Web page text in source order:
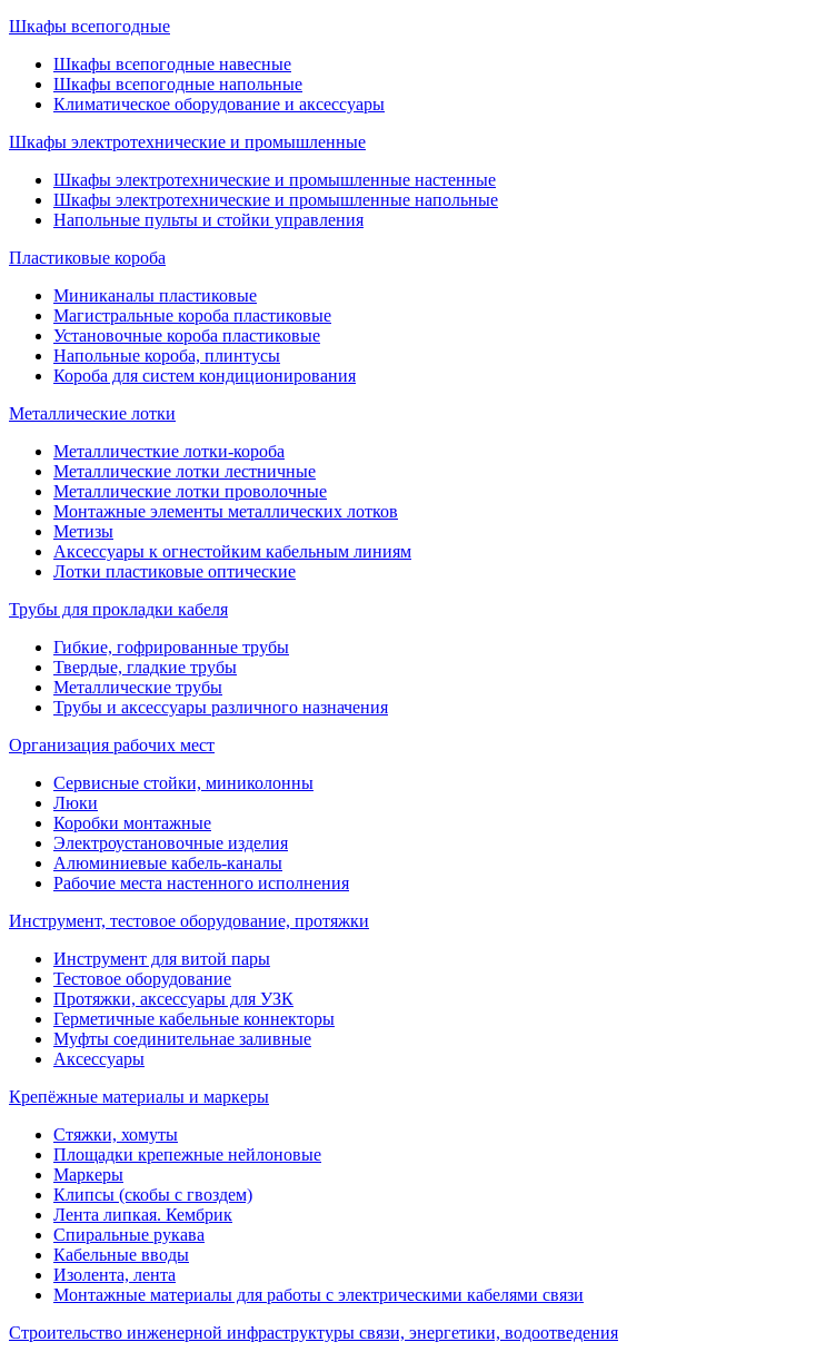
Шкафы всепогодные
Шкафы всепогодные навесные
Шкафы всепогодные напольные
Климатическое оборудование и аксессуары
Шкафы электротехнические и промышленные
Шкафы электротехнические и промышленные настенные
Шкафы электротехнические и промышленные напольные
Напольные пульты и стойки управления
Пластиковые короба
Миниканалы пластиковые
Магистральные короба пластиковые
Установочные короба пластиковые
Напольные короба, плинтусы
Короба для систем кондиционирования
Металлические лотки
Металличесткие лотки-короба
Металлические лотки лестничные
Металлические лотки проволочные
Монтажные элементы металлических лотков
Метизы
Аксессуары к огнестойким кабельным линиям
Лотки пластиковые оптические
Трубы для прокладки кабеля
Гибкие, гофрированные трубы
Твердые, гладкие трубы
Металлические трубы
Трубы и аксессуары различного назначения
Организация рабочих мест
Сервисные стойки, миниколонны
Люки
Коробки монтажные
Электроустановочные изделия
Алюминиевые кабель-каналы
Рабочие места настенного исполнения
Инструмент, тестовое оборудование, протяжки
Инструмент для витой пары
Тестовое оборудование
Протяжки, аксессуары для УЗК
Герметичные кабельные коннекторы
Муфты соединительнае заливные
Аксессуары
Крепёжные материалы и маркеры
Стяжки, хомуты
Площадки крепежные нейлоновые
Маркеры
Клипсы (скобы с гвоздем)
Лента липкая. Кембрик
Спиральные рукава
Кабельные вводы
Изолента, лента
Монтажные материалы для работы с электрическими кабелями связи
Строительство инженерной инфраструктуры связи, энергетики, водоотведения